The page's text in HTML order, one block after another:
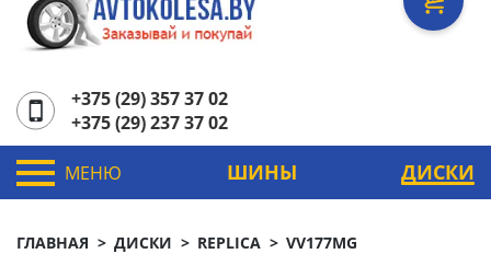
+375 (29) 357 37 02
+375 (29) 237 37 02
МЕНЮ ШИНЫ ДИСКИ
ГЛАВНАЯ ДИСКИ REPLICA VV177MG